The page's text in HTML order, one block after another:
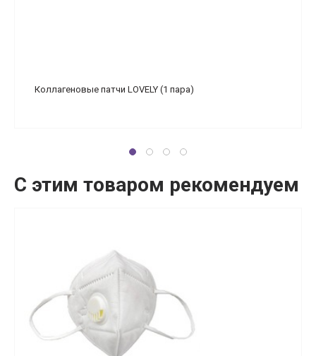
Коллагеновые патчи LOVELY (1 пара)
С этим товаром рекомендуем